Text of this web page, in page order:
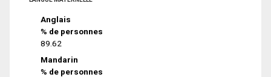
Anglais
% de personnes
89.62
Mandarin
% de personnes